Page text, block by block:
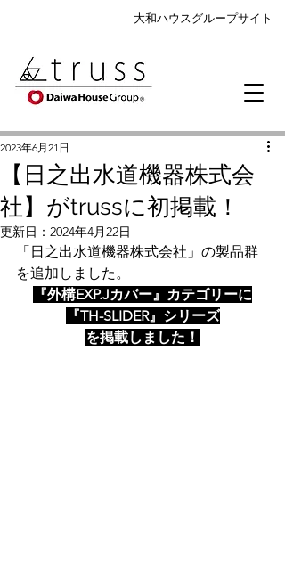
大和ハウスグループサイト
【日之出水道機器株式会
社】がtrussに初掲載！
2023年6月21日
更新日： 2024年4月22日
「日之出水道機器株式会社」の製品群
を追加しました。
『外構EXP.Jカバー』カテゴリーに
『TH-SLIDER』シリーズ
を掲載しました！